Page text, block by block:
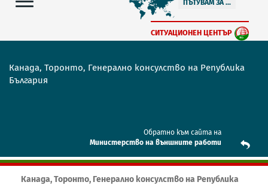
ПЪТУВАМ ЗА ...
СИТУАЦИОНЕН ЦЕНТЪР
Канада, Торонто, Генерално консулство на Република
България
Обратно към сайта на
Mинистерство на външните работи
Канада, Торонто, Генерално консулство на Република